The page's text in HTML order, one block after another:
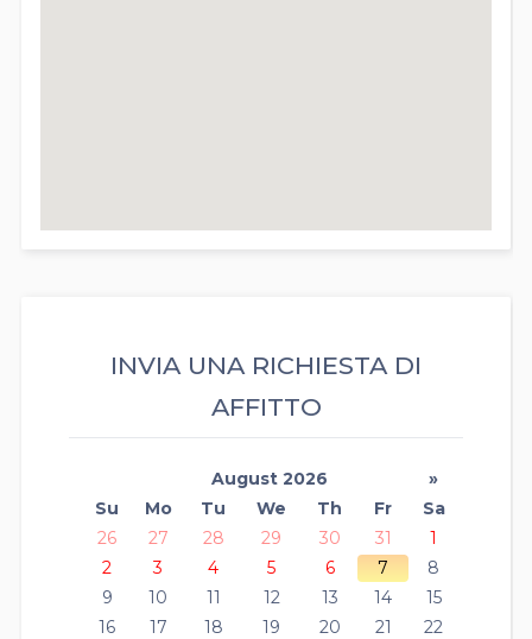
INVIA UNA RICHIESTA DI
AFFITTO
August 2026
»
Su
Mo Tu We Th Fr
Sa
26
27 28 29 30 31
1
2
3 4 5 6 7
8
9
10 11 12 13 14
15
16
17 18 19 20 21
22